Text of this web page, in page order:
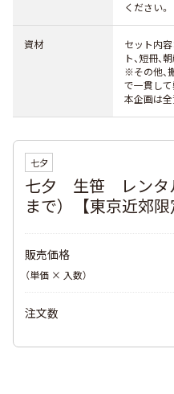
ください。
資材
セット内容
ト、短冊、
※その他、
で一貫し
本企画は全
七夕
七夕 生笹 レンタ
まで） 【東京近郊限
販売価格
（単価 × 入数）
注文数